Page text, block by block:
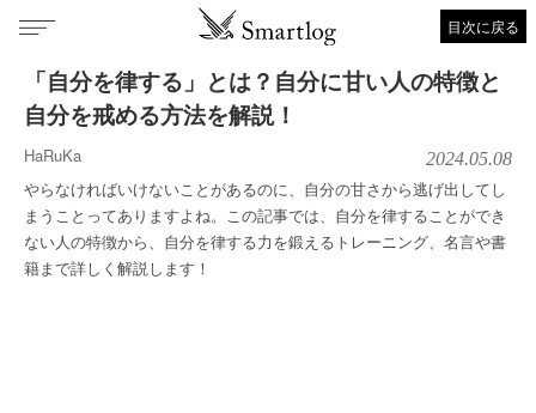
目次に戻る
「自分を律する」とは？自分に甘い人の特徴と
自分を戒める方法を解説！
HaRuKa 2024.05.08
やらなければいけないことがあるのに、自分の甘さから逃げ出してし
まうことってありますよね。この記事では、自分を律することができ
ない人の特徴から、自分を律する力を鍛えるトレーニング、名言や書
籍まで詳しく解説します！